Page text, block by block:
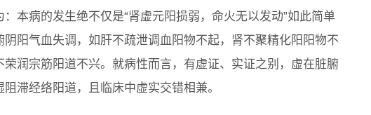
本病的发生绝不仅是“肾虚元阳损弱，命火无以发动”如此简单
阳气血失调，如肝不疏泄调血阳物不起，肾不聚精化阳阳物不
润宗筋阳道不兴。就病性而言，有虚证、实证之别，虚在脏腑
滞经络阳道，且临床中虚实交错相兼。